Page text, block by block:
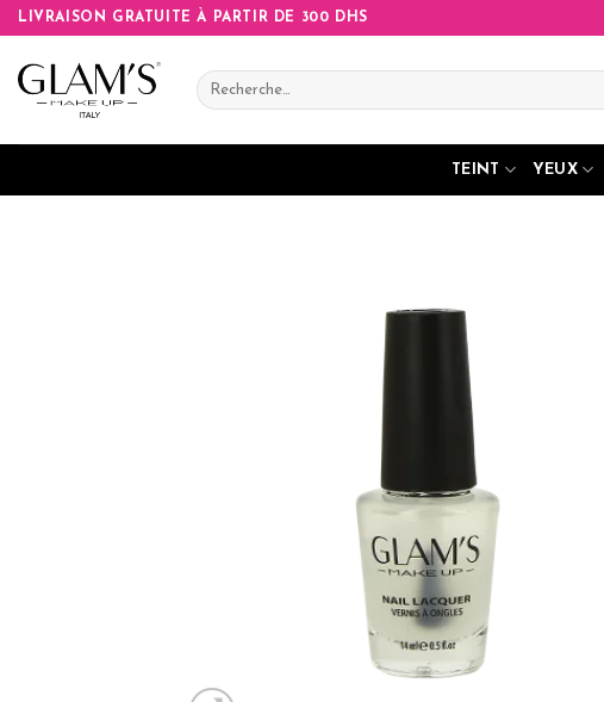
Skip
content
LIVRAISON GRATUITE À PARTIR DE 300 DHS
Recherche
pour :
TEINT YEUX